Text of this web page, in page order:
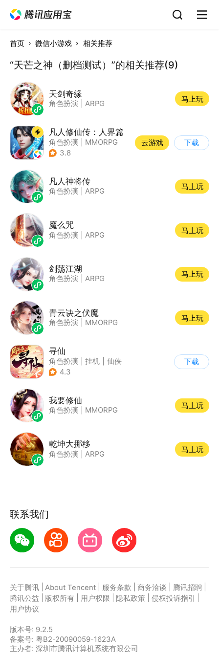
首页 微信小游戏 相关推荐
“天芒之神（删档测试）”的相关推荐(9)
天剑奇缘
角色扮演 ARPG
马上玩
凡人修仙传：人界篇
角色扮演
MMORPG
| 仙侠
3.8
云游戏 下载
凡人神将传
角色扮演 ARPG
马上玩
魔么咒
角色扮演 ARPG
马上玩
剑荡江湖
角色扮演 ARPG
马上玩
青云诀之伏魔
角色扮演 MMORPG
马上玩
寻仙
角色扮演 挂机
仙侠
| 寻仙
4.3
下载
我要修仙
角色扮演 MMORPG
马上玩
乾坤大挪移
角色扮演 ARPG
马上玩
联系我们
关于腾讯 About Tencent 服务条款 商务洽谈 腾讯招聘
腾讯公益
版权所有 用户权限 隐私政策 侵权投诉指引
用户协议
版本号: 9.2.5
备案号: 粤B2-20090059-1623A
主办者: 深圳市腾讯计算机系统有限公司